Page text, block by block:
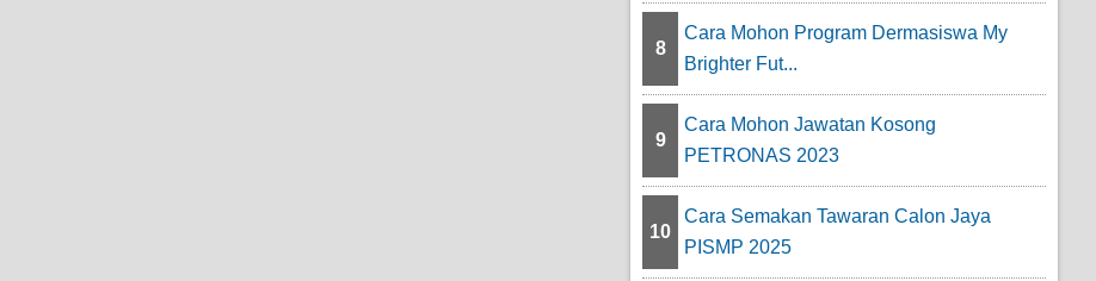
8
Cara Mohon Program Dermasiswa My
Brighter Fut...
9
Cara Mohon Jawatan Kosong
PETRONAS 2023
10
Cara Semakan Tawaran Calon Jaya
PISMP 2025